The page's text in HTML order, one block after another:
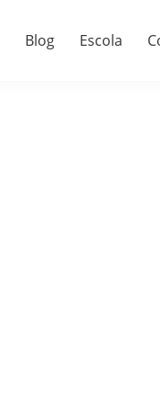
Blog Escola